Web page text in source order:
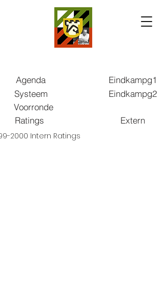
Agenda
Systeem
Voorronde
Ratings
Eindkampg1
Eindkampg2
Extern
2000 Intern Ratings